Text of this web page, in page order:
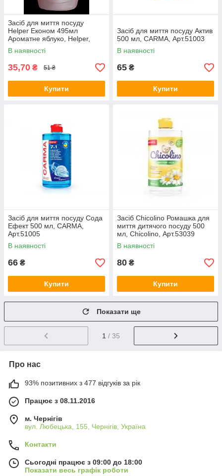
Засіб для миття посуду
Helper Економ 495мл
Ароматне яблуко, Helper,
Арт.50773
В наявності
35,70 ₴ 51 ₴
Купити
Засіб для миття посуду Актив
500 мл, CARMA, Арт.51003
В наявності
65 ₴
Купити
Засіб для миття посуду Сода
Ефект 500 мл, CARMA,
Арт.51005
В наявності
66 ₴
Купити
Засіб Chicolino Ромашка для
миття дитячого посуду 500
мл, Chicolino, Арт.53039
В наявності
80 ₴
Купити
Показати ще
1 / 35
Про нас
93% позитивних з 477 відгуків за рік
Працює з 08.11.2016
м. Чернігів
вул. Любецька, 155, Чернігів, Україна
Контакти
Сьогодні працює з 09:00 до 18:00
Показати весь графік роботи